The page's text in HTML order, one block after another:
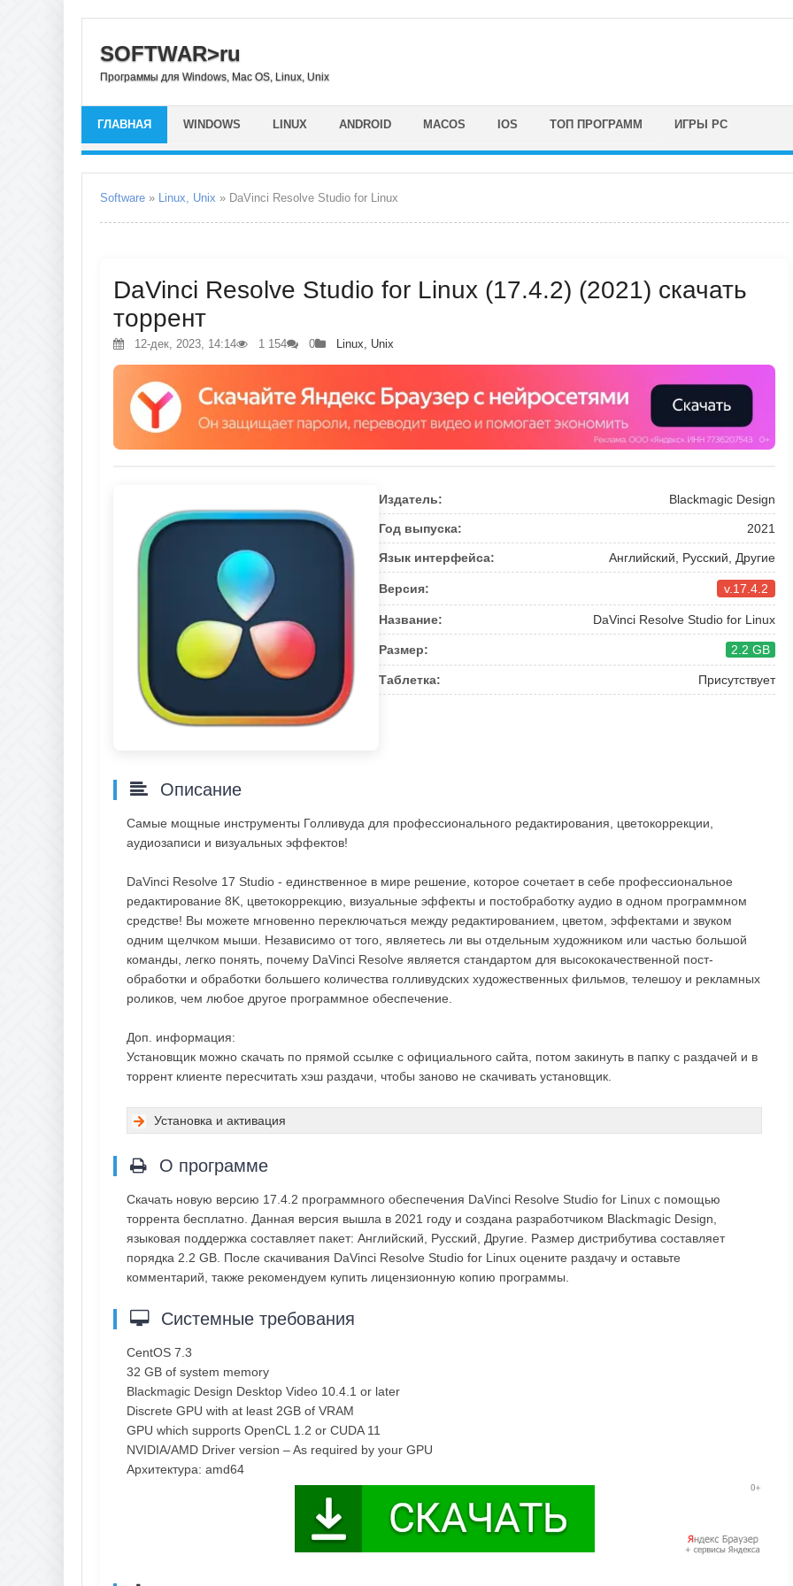
SOFTWAR>ru
Программы для Windows, Mac OS, Linux, Unix
ГЛАВНАЯ WINDOWS LINUX ANDROID MACOS IOS ТОП ПРОГРАММ ИГРЫ PC
Software » Linux, Unix » DaVinci Resolve Studio for Linux
DaVinci Resolve Studio for Linux (17.4.2) (2021) скачать
торрент
12-дек, 2023, 14:14 1 154 0 Linux, Unix
Издатель: Blackmagic Design
Год выпуска: 2021
Язык интерфейса: Английский, Русский, Другие
Версия: v.17.4.2
Название: DaVinci Resolve Studio for Linux
Размер: 2.2 GB
Таблетка: Присутствует
Описание
Самые мощные инструменты Голливуда для профессионального редактирования, цветокоррекции,
аудиозаписи и визуальных эффектов!
DaVinci Resolve 17 Studio - единственное в мире решение, которое сочетает в себе профессиональное
редактирование 8K, цветокоррекцию, визуальные эффекты и постобработку аудио в одном программном
средстве! Вы можете мгновенно переключаться между редактированием, цветом, эффектами и звуком
одним щелчком мыши. Независимо от того, являетесь ли вы отдельным художником или частью большой
команды, легко понять, почему DaVinci Resolve является стандартом для высококачественной пост-
обработки и обработки большего количества голливудских художественных фильмов, телешоу и рекламных
роликов, чем любое другое программное обеспечение.
Доп. информация:
Установщик можно скачать по прямой ссылке с официального сайта, потом закинуть в папку с раздачей и в
торрент клиенте пересчитать хэш раздачи, чтобы заново не скачивать установщик.
Установка и активация
О программе
Скачать новую версию 17.4.2 программного обеспечения DaVinci Resolve Studio for Linux с помощью
торрента бесплатно. Данная версия вышла в 2021 году и создана разработчиком Blackmagic Design,
языковая поддержка составляет пакет: Английский, Русский, Другие. Размер дистрибутива составляет
порядка 2.2 GB. После скачивания DaVinci Resolve Studio for Linux оцените раздачу и оставьте
комментарий, также рекомендуем купить лицензионную копию программы.
Системные требования
CentOS 7.3
32 GB of system memory
Blackmagic Design Desktop Video 10.4.1 or later
Discrete GPU with at least 2GB of VRAM
GPU which supports OpenCL 1.2 or CUDA 11
NVIDIA/AMD Driver version – As required by your GPU
Архитектура: amd64